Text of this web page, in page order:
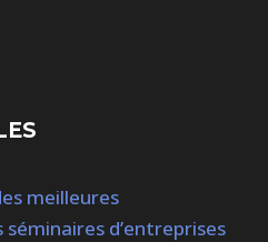
meilleures
d’entreprises